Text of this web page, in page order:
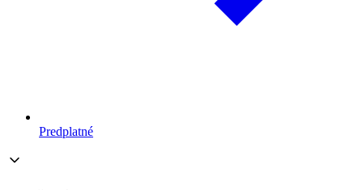
Predplatné